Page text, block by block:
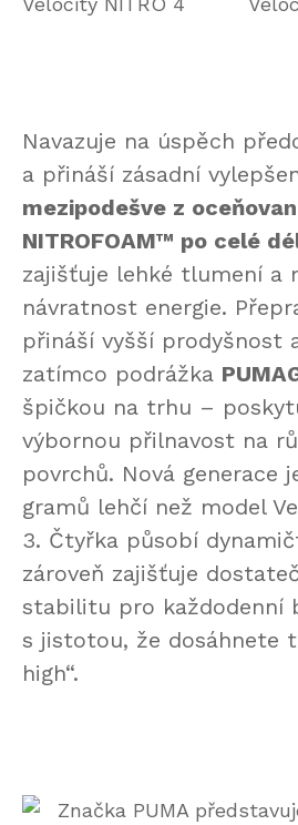
Navazuje na úspěch
a přináší zásadní
mezipodešve z
NITROFOAM™ po celé
zajišťuje lehké tlumení a
návratnost energie.
přináší vyšší prodyšnost
zatímco podrážka
špičkou na trhu –
výbornou přilnavost na
povrchů. Nová generace
gramů lehčí než model
3. Čtyřka působí
zároveň zajišťuje
stabilitu pro každodenní
s jistotou, že dosáhnete
high“.